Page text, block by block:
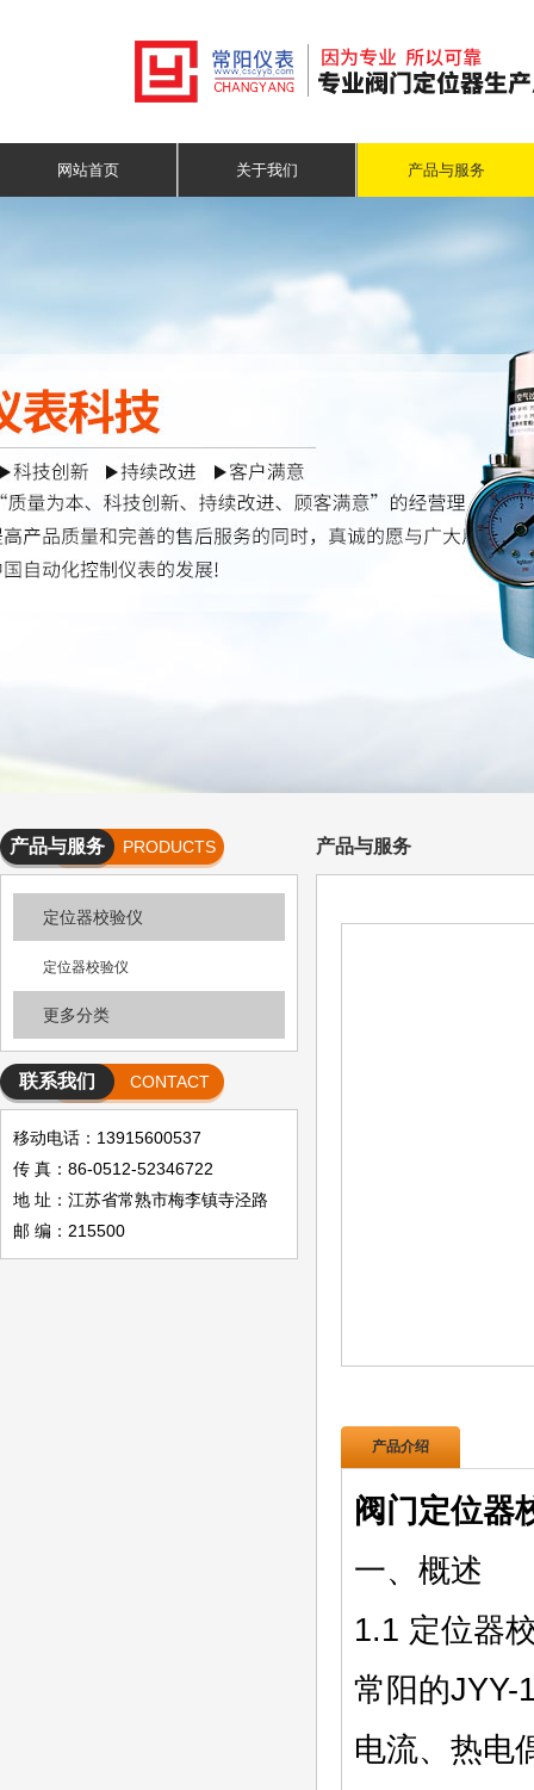
网站首页 关于我们 产品与服务
产品与服务
PRODUCTS
SERVICES
定位器校验仪
定位器校验仪
更多分类
联系我们 CONTACT
移动电话：13915600537
传 真：86-0512-52346722
地 址：江苏省常熟市梅李镇寺泾路
邮 编：215500
产品与服务
产品介绍
阀门定位器
一、概述
1.1 定位器
常阳的JYY-
电流、热电